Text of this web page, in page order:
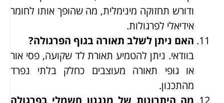
ודורש תחזוקה מינימלית, מה שהופך אותו לחומר
אידיאלי לפרגולות.
האם ניתן לשלב תאורה בגוף הפרגולה?
בוודאי. ניתן להטמיע תאורת לד שקועה, פסי אור
או גופי תאורה מעוצבים כחלק בלתי נפרד
מהתכנון.
מה היתרונות של מנגנון חשמלי בפרגולה